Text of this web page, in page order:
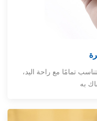
تمامًا مع راحة اليد،